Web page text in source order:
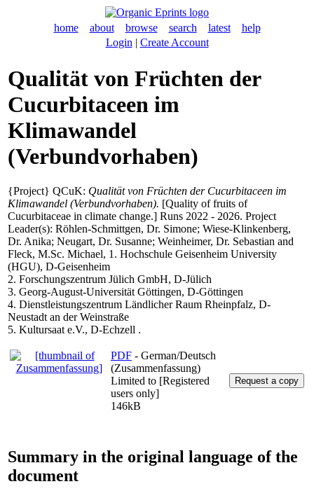
home about browse search latest
help
Login | Create Account
Qualität von Früchten der
Cucurbitaceen im
Klimawandel
(Verbundvorhaben)
{Project} QCuK: Qualität von Früchten der Cucurbitaceen im
Klimawandel (Verbundvorhaben). [Quality of fruits of
Cucurbitaceae in climate change.] Runs 2022 - 2026. Project
Leader(s): Röhlen-Schmittgen, Dr. Simone; Wiese-Klinkenberg,
Dr. Anika; Neugart, Dr. Susanne; Weinheimer, Dr. Sebastian and
Fleck, M.Sc. Michael, 1. Hochschule Geisenheim University
(HGU), D-Geisenheim
2. Forschungszentrum Jülich GmbH, D-Jülich
3. Georg-August-Universität Göttingen, D-Göttingen
4. Dienstleistungszentrum Ländlicher Raum Rheinpfalz, D-
Neustadt an der Weinstraße
5. Kultursaat e.V., D-Echzell .
PDF - German/Deutsch
(Zusammenfassung)
Limited to [Registered
users only]
146kB
Summary in the original language of the
document